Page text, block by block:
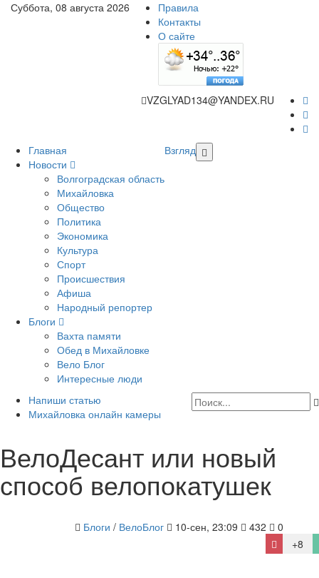
Суббота, 08 августа 2026
Правила
Контакты
О сайте
VZGLYAD134@YANDEX.RU
Главная
Новости
Волгоградская область
Михайловка
Общество
Политика
Экономика
Культура
Спорт
Происшествия
Афиша
Народный репортер
Блоги
Вахта памяти
Обед в Михайловке
Вело Блог
Интересные люди
Взгляд
Напиши статью
Михайловка онлайн камеры
ВелоДесант или новый
способ велопокатушек
Блоги / ВелоБлог 10-сен, 23:09 432
0
+8